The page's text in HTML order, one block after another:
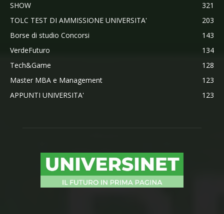
SHOW
321
TOLC TEST DI AMMISSIONE UNIVERSITA'
203
Borse di studio Concorsi
143
VerdeFuturo
134
Tech&Game
128
Master MBA e Management
123
APPUNTI UNIVERSITA'
123